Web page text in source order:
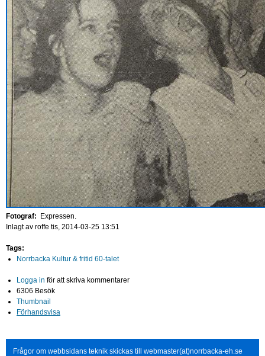
Fotograf:
Expressen.
Inlagt av roffe tis, 2014-03-25 13:51
Tags:
Norrbacka Kultur & fritid 60-talet
Logga in för att skriva kommentarer
6306 Besök
Thumbnail
Förhandsvisa
Frågor om webbsidans teknik skickas till webmaster(at)norrbacka-eh.se